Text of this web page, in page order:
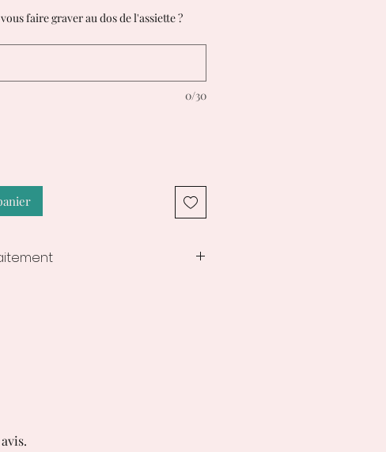
faire graver au dos de l'assiette ?
0/30